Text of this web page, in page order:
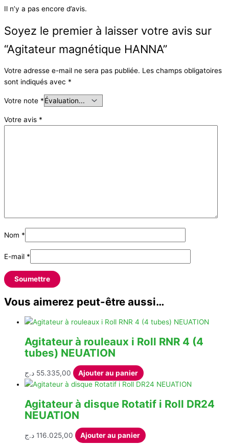
Il n’y a pas encore d’avis.
Soyez le premier à laisser votre avis sur
“Agitateur magnétique HANNA”
Votre adresse e-mail ne sera pas publiée. Les champs obligatoires
sont indiqués avec *
Votre note *
Votre avis *
Nom *
E-mail *
Vous aimerez peut-être aussi…
Agitateur à rouleaux i Roll RNR 4 (4
tubes) NEUATION
55.335,00 د.ج Ajouter au panier
Agitateur à disque Rotatif i Roll DR24
NEUATION
116.025,00 د.ج Ajouter au panier